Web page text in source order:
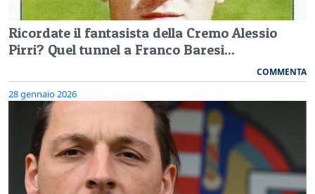
Ricordate il fantasista della Cremo Alessio
Pirri? Quel tunnel a Franco Baresi...
COMMENTA
28 gennaio 2026